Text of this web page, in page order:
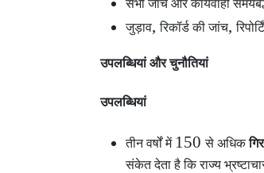
सभी जांच और कार्यवाही
जुड़ाव,रिकॉर्ड की जांच,
उपलब्धियां और चुनौतियां
उपलब्धियां
तीन वर्षों में 150से अधिक
संकेत देता है कि राज्य